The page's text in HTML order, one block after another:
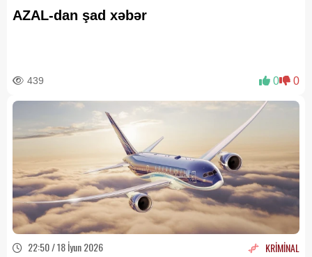
AZAL-dan şad xəbər
439 0 0
22:50 / 18 İyun 2026 KRİMİNAL